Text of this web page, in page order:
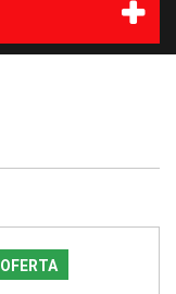
OFERTA